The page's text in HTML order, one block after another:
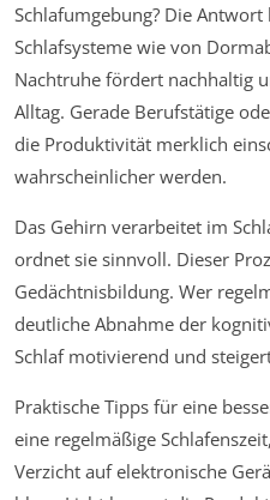
Schlafumgebung? Die
Schlafsysteme wie von
Nachtruhe fördert nachhaltig
Alltag. Gerade Berufstätige
die Produktivität merklich
wahrscheinlicher werden.
Das Gehirn verarbeitet im
ordnet sie sinnvoll. Dieser
Gedächtnisbildung. Wer
deutliche Abnahme der
Schlaf motivierend und
Praktische Tipps für eine
eine regelmäßige
Verzicht auf elektronische